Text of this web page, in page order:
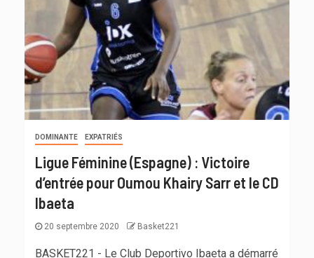
DOMINANTE EXPATRIÉS
Ligue Féminine (Espagne) : Victoire
d’entrée pour Oumou Khairy Sarr et le CD
Ibaeta
20 septembre 2020 Basket221
BASKET221 - Le Club Deportivo Ibaeta a démarré